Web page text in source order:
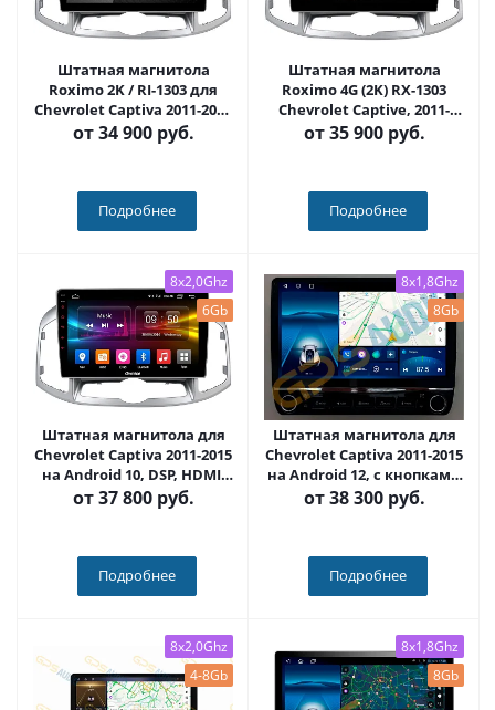
Штатная магнитола
Roximo 2K / RI-1303 для
Chevrolet Captiva 2011-2016
на Android 12 (8/128Gb)
от34 900 руб.
Подробнее
Штатная магнитола
Roximo 4G (2K) RX-1303
Chevrolet Captive, 2011-
2016 (Android 13)
от35 900 руб.
Подробнее
8x2,0Ghz
6Gb
Штатная магнитола для
Chevrolet Captiva 2011-2015
на Android 10, DSP, HDMI,
Интерьерная подсветка -
Carmedia OL-1276-D
от37 800 руб.
Подробнее
8x1,8Ghz
8Gb
Штатная магнитола для
Chevrolet Captiva 2011-2015
на Android 12, с кнопками
(серые или черные) QLED -
Carmedia OL-1276+KP-
от38 300 руб.
Подробнее
8x2,0Ghz
4-8Gb
8x1,8Ghz
8Gb